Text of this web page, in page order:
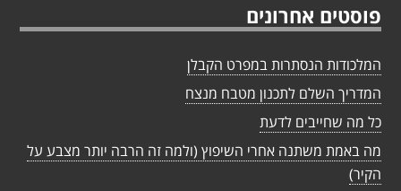
פוסטים אחרונים
המלכודות הנסתרות במפרט הקבלן
המדריך השלם לתכנון מטבח מנצח
כל מה שחייבים לדעת
מה באמת משתנה אחרי השיפוץ (ולמה זה הרבה יותר מצבע על
הקיר)